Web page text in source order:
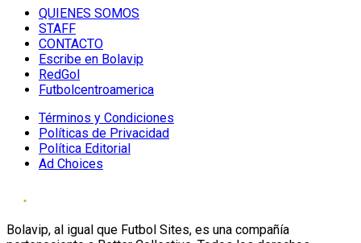
QUIENES SOMOS
STAFF
CONTACTO
Escribe en Bolavip
RedGol
Futbolcentroamerica
Términos y Condiciones
Políticas de Privacidad
Política Editorial
Ad Choices
Bolavip, al igual que Futbol Sites, es una compañía